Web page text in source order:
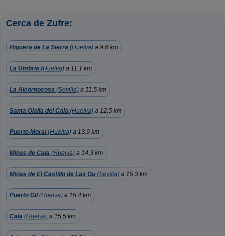
Cerca de Zufre:
Higuera de La Sierra (Huelva) a 9,6 km
La Umbria (Huelva) a 11,1 km
La Alcornocosa (Sevilla) a 11,5 km
Santa Olalla del Cala (Huelva) a 12,5 km
Puerto Moral(Huelva) a 13,9 km
Minas de Cala (Huelva) a 14,3 km
Minas de El Castillo de Las Gu (Sevilla) a 15,3 km
Puerto Gil(Huelva) a 15,4 km
Cala (Huelva) a 15,5 km